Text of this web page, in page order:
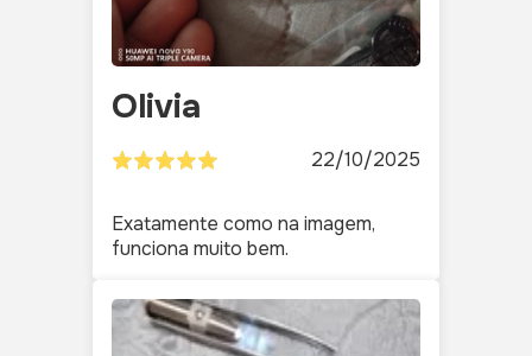
Olivia
22/10/2025
Exatamente como na imagem,
funciona muito bem.